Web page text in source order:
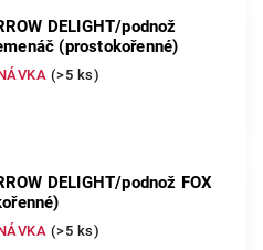
DELIGHT/podnož
(prostokořenné)
(>5 ks)
DELIGHT/podnož FOX
(>5 ks)